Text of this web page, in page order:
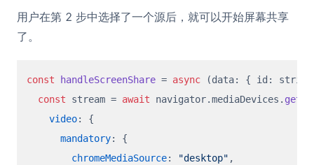
用户在第 2 步中选择了一个源后，就可以开始屏幕共享
了。
const handleScreenShare = async (data: { id:
const stream = await navigator.mediaDevices .
video: {
mandatory: {
chromeMediaSource: "desktop" ,